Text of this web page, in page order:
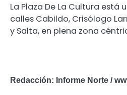
La Plaza De La Cultura está
calles Cabildo, Crisólogo
y Salta, en plena zona
Redacción: Informe Norte /